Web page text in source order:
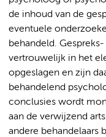
de inhoud van de
eventuele
behandeld.
vertrouwelijk in het
opgeslagen en zijn
behandelend
conclusies wordt
aan de verwijzend
andere behandelaars